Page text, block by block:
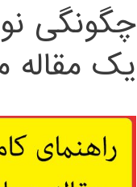
چگونگی
یک مقاله